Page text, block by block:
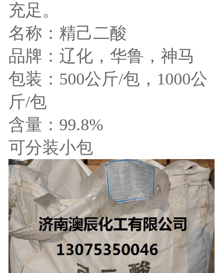
充足。
名称：精己二酸
品牌：辽化，华鲁，神马
包装：500公斤/包，1000公
斤/包
含量：99.8%
可分装小包